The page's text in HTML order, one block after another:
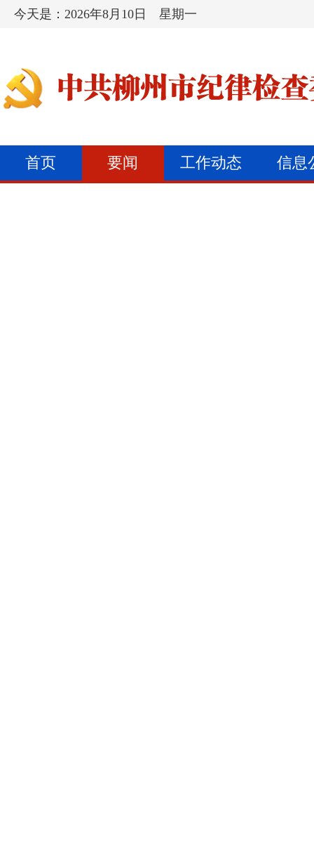
今天是： 2026年8月10日 星期一
首页 要闻 工作动态 信息